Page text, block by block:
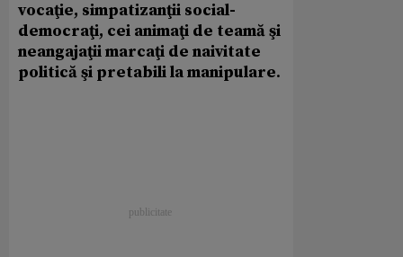
vocaţie, simpatizanţii social-
democraţi, cei animaţi de teamă şi
neangajaţii marcaţi de naivitate
politică şi pretabili la manipulare.